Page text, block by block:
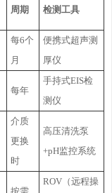
周期 检测工具
每6个
月
便携式超声测
厚仪
每年
手持式EIS检
测仪
介质
更换
时
高压清洗泵
+pH监控系统
ROV（远程操